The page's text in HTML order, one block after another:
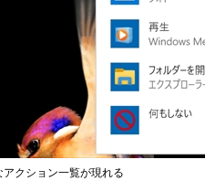
クション一覧が現れる